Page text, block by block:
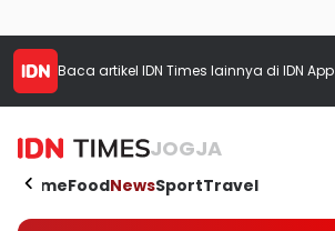
Baca artikel IDN Times lainnya di IDN App
JOGJA
HomeFoodNewsSportTravel